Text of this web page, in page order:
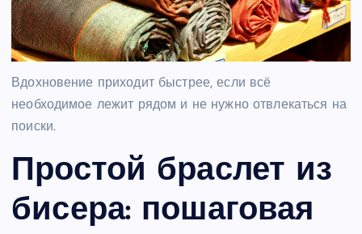
Вдохновение приходит быстрее, если всё
необходимое лежит рядом и не нужно отвлекаться на
поиски.
Простой браслет из
бисера: пошаговая